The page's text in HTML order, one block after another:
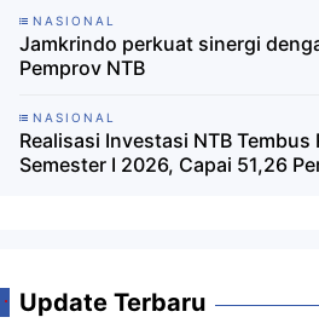
NASIONAL
Jamkrindo perkuat sinergi
Pemprov NTB
NASIONAL
Realisasi Investasi NTB
Semester I 2026, Capai 51,26
Update Terbaru